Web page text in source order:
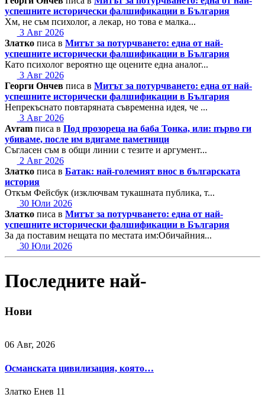
успешните исторически фалшификации в България
Хм, не съм психолог, а лекар, но това е малка...
3 Авг 2026
Златко писа в Митът за потурчването: една от най-
успешните исторически фалшификации в България
Като психолог вероятно ще оцените една аналог...
3 Авг 2026
Георги Ончев писа в Митът за потурчването: една от най-
успешните исторически фалшификации в България
Непрекъснато повтаряната съвременна идея, че ...
3 Авг 2026
Avram писа в Под прозореца на баба Тонка, или: първо ги
убиваме, после им вдигаме паметници
Съгласен съм в общи линии с тезите и аргумент...
2 Авг 2026
Златко писа в Батак: най-големият внос в българската
история
Откъм Фейсбук (изключвам тукашната публика, т...
30 Юли 2026
Златко писа в Митът за потурчването: една от най-
успешните исторически фалшификации в България
За да поставим нещата по местата им:Обичайния...
30 Юли 2026
Последните най-
Нови
06 Авг, 2026
Османската цивилизация, която…
Златко Енев 11